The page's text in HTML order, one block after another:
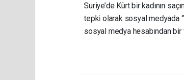
Suriye’de Kürt bir kadının
tepki olarak sosyal medyada
sosyal medya hesabından bir